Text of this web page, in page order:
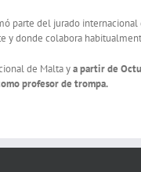
parte del jurado
donde colabora
de Malta ya partir de
profesor de trompa.